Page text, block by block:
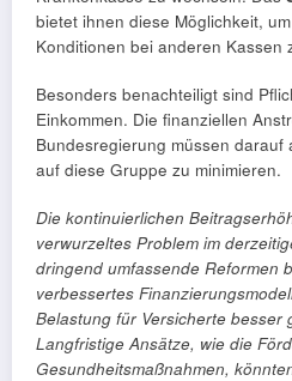
bietet ihnen diese Möglichkeit,
Konditionen bei anderen Kassen
Besonders benachteiligt sind
Einkommen. Die finanziellen
Bundesregierung müssen darauf
auf diese Gruppe zu minimieren.
Die kontinuierlichen
verwurzeltes Problem im
dringend umfassende Reformen
verbessertes
Belastung für Versicherte besser
Langfristige Ansätze, wie die
Gesundheitsmaßnahmen,